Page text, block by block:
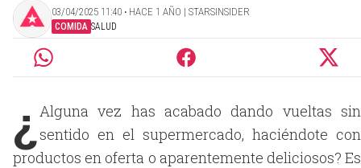
03/04/2025 11:40 ‧ HACE 1 AÑO | STARSINSIDER
COMIDA SALUD
¿ Alguna vez has acabado dando vueltas sin
sentido en el supermercado, haciéndote con
productos en oferta o aparentemente deliciosos? Es